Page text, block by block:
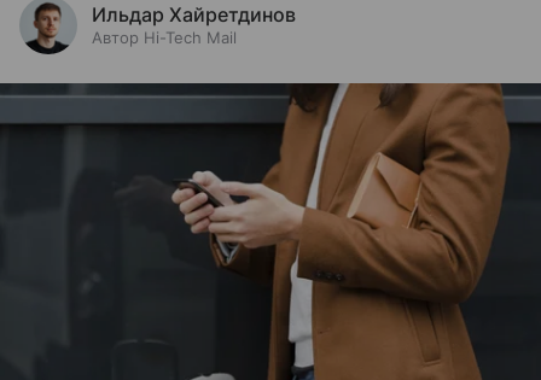
Ильдар Хайретдинов
Автор Hi-Tech Mail